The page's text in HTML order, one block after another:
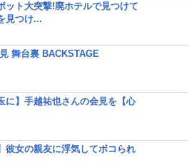
ット大突撃!廃ホテルで見つけて
見つけ...
舞台裏 BACKSTAGE
に】手越祐也さんの会見を【心
彼女の親友に浮気してボコられ